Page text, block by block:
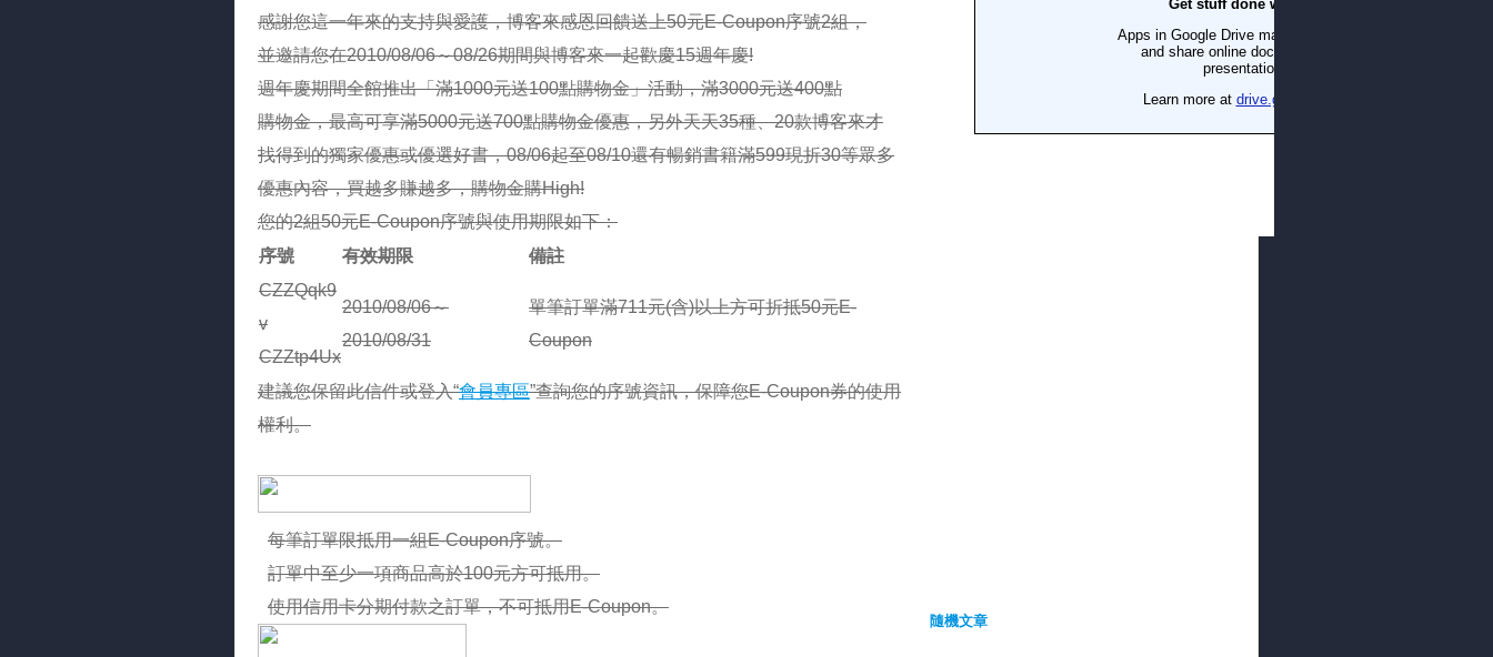
感謝您這一年來的支持與愛護，博客來感恩回饋送上50元E-Coupon序號2組，
並邀請您在2010/08/06～08/26期間與博客來一起歡慶15週年慶!
週年慶期間全館推出「滿1000元送100點購物金」活動，滿3000元送400點
購物金，最高可享滿5000元送700點購物金優惠，另外天天35種、20款博客來才
找得到的獨家優惠或優選好書，08/06起至08/10還有暢銷書籍滿599現折30等眾多
優惠內容，買越多賺越多，購物金購High!
您的2組50元E-Coupon序號與使用期限如下：
序號
有效期限
備註
CZZQqk9
v
CZZtp4Ux
2010/08/06～
2010/08/31
單筆訂單滿711元(含)以上方可折抵50元E-
Coupon
建議您保留此信件或登入“會員專區”查詢您的序號資訊，保障您E-Coupon券的使用
權利。
每筆訂單限抵用一組E-Coupon序號。
訂單中至少一項商品高於100元方可抵用。
使用信用卡分期付款之訂單，不可抵用E-Coupon。
隨機文章